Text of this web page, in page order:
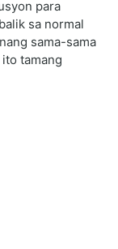
para
sa normal
sama-sama
tamang